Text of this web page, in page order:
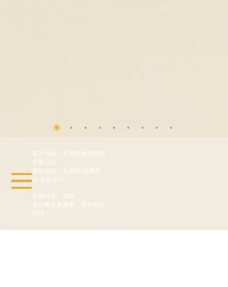
客户名称
今麦郎食品股份
有限公司
项目名称
今麦郎/冷萃茶
饮/包装设计
所属行业
酒饮
项目角色及服务
原创包装
设计